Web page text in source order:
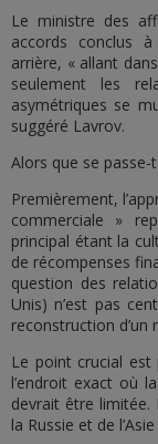
Le ministre des
accords conclus
arrière, « allant
seulement les
asymétriques se
suggéré Lavrov.
Alors que se passe-
Premièrement,
commerciale »
principal étant la
de récompenses
question des
Unis) n’est pas
reconstruction d’un
Le point crucial est
l’endroit exact où
devrait être limitée.
la Russie et de